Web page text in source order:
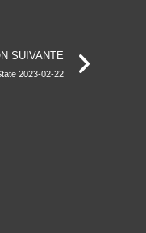
SUIVANTE
2023-02-22